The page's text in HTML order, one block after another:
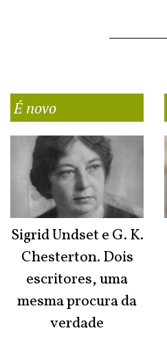
É novo
Sigrid Undset e G. K.
Chesterton. Dois
escritores, uma
mesma procura da
verdade